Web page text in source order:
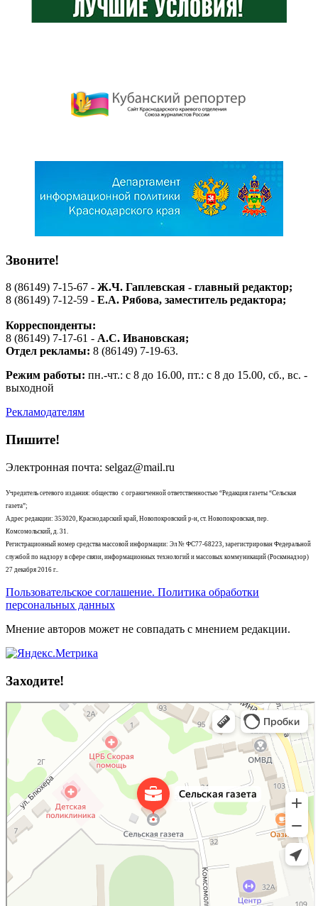
Звоните!
8 (86149) 7-15-67 - Ж.Ч. Гаплевская - главный редактор;
8 (86149) 7-12-59 - Е.А. Рябова, заместитель редактора;
Корреспонденты:
8 (86149) 7-17-61 - А.С. Ивановская;
Отдел рекламы: 8 (86149) 7-19-63.
Режим работы: пн.-чт.: с 8 до 16.00, пт.: с 8 до 15.00, сб., вс. -
выходной
Рекламодателям
Пишите!
Электронная почта: selgaz@mail.ru
Учредитель сетевого издания: общество с ограниченной ответственностью “Редакция газеты “Сельская
газета”;
Адрес редакции: 353020, Краснодарский край, Новопокровский р-н, ст. Новопокровская, пер.
Комсомольский, д. 31.
Регистрационный номер средства массовой информации: Эл № ФС77-68223, зарегистрирован Федеральной
службой по надзору в сфере связи, информационных технологий и массовых коммуникаций (Роскмнадзор)
27 декабря 2016 г..
Пользовательское соглашение. Политика обработки
персональных данных
Мнение авторов может не совпадать с мнением редакции.
Заходите!